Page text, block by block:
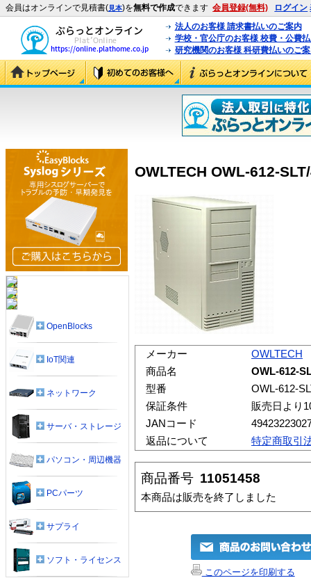
会員はオンラインで見積書(見本)を無料で作成できます 会員登録(無料) ログイン
法人のお客様 請求書払いのご案内
学校・官公庁のお客様 校費・公費
研究機関のお客様 科研費払いのご
OWLTECH OWL-612-
メーカー
OWLTECH
商品名
OWL-612-
型番
OWL-612-
保証条件
販売日より
JANコード
返品について
特定商取引
商品番号 11051458
本商品は販売を終了しました
このページを印刷する
OpenBlocks
IoT関連
ネットワーク
サーバ・ストレージ
パソコン・周辺機器
PCパーツ
サプライ
ソフト・ライセンス